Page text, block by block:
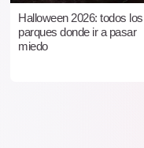
Halloween 2026: todos los
parques donde ir a pasar
miedo